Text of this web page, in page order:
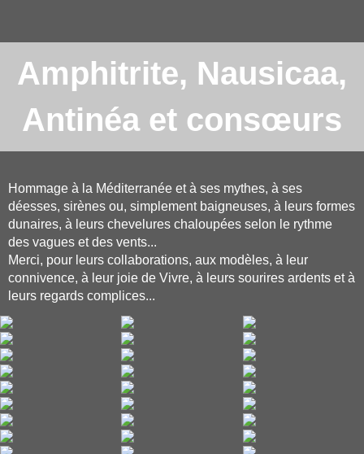
Amphitrite, Nausicaa,
Antinéa et consœurs
Hommage à la Méditerranée et à ses mythes, à ses
déesses, sirènes ou, simplement baigneuses, à leurs formes
dunaires, à leurs chevelures chaloupées selon le rythme
des vagues et des vents...
Merci, pour leurs collaborations, aux modèles, à leur
connivence, à leur joie de Vivre, à leurs sourires ardents et à
leurs regards complices...